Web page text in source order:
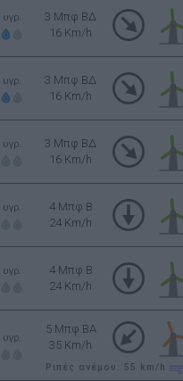
υγρ.
3 Μπφ ΒΔ
16 Km/h
υγρ.
3 Μπφ ΒΔ
16 Km/h
υγρ.
3 Μπφ ΒΔ
16 Km/h
υγρ.
4 Μπφ B
24 Km/h
υγρ.
4 Μπφ B
24 Km/h
υγρ.
5 Μπφ BA
35 Km/h
Ριπές ανέμου: 55 km/h